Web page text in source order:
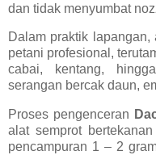
dan tidak menyumbat
Dalam praktik
petani profesional,
cabai, kentang,
serangan bercak daun,
Proses pengenceran
alat semprot
pencampuran 1 – 2